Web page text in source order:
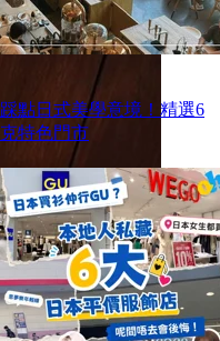
點日式美學意境！精選6
特色門市